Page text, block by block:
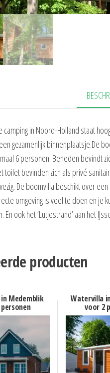
camping in Noord-Holland staat
gezamenlijk binnenplaatsje.De
6 personen. Beneden bevindt
toilet bevinden zich als privé
De boomvilla beschikt over
omgeving is veel te doen en je
En ook het ‘Lutjestrand’ aan het
producten
Medemblik Watervilla
voor 2